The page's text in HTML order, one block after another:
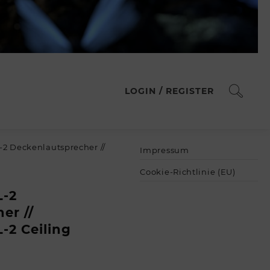
LOGIN / REGISTER
2 Deckenlautsprecher //
2
//
2 Ceiling
Impressum
Cookie-Richtlinie (EU)